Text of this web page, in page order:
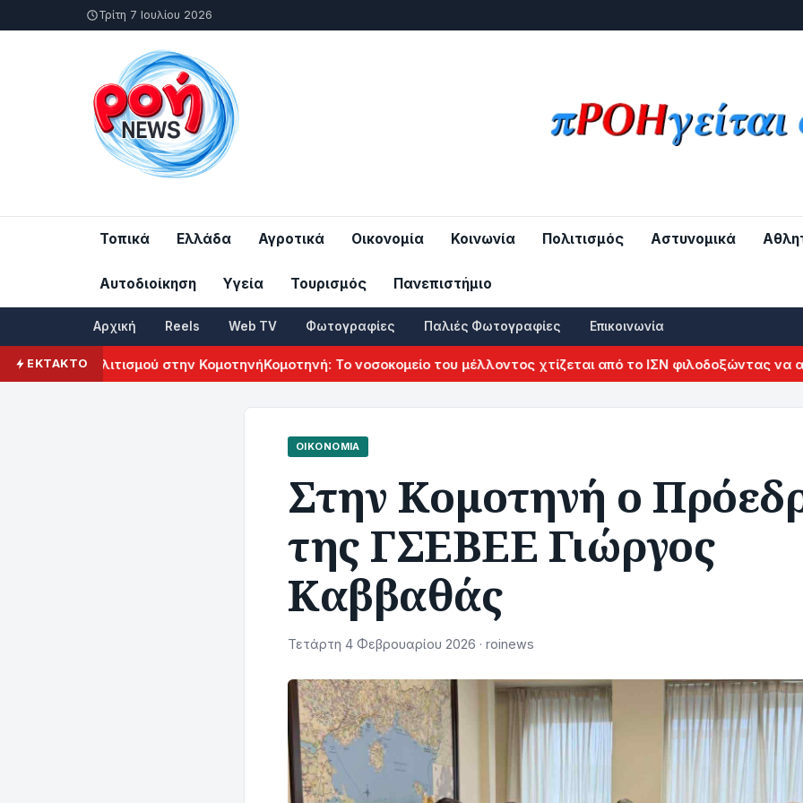
Τρίτη 7 Ιουλίου 2026
Τοπικά Ελλάδα Αγροτικά Οικονομία Κοινωνία Πολιτισμός Αστυνομικά
Αυτοδιοίκηση Υγεία Τουρισμός Πανεπιστήμιο
Αρχική Reels Web TV Φωτογραφίες Παλιές Φωτογραφίες Επικοινωνία
ΕΚΤΑΚΤΟ
Πολιτισμού στην ΚομοτηνήΚομοτηνή: Το νοσοκομείο του μέλλοντος χτίζεται από το ΙΣΝ φιλοδοξώντας να
ΟΙΚΟΝΟΜΊΑ
Στην Κομοτηνή ο
της ΓΣΕΒΕΕ Γιώργος
Καββαθάς
Τετάρτη 4 Φεβρουαρίου 2026 · roinews